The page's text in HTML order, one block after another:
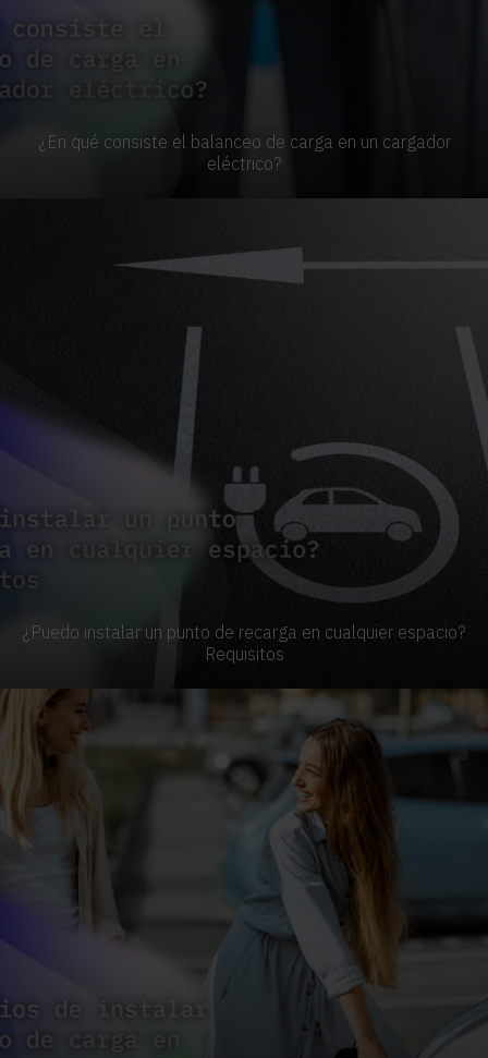
¿En qué consiste el balanceo de carga en un cargador
eléctrico?
¿Puedo instalar un punto de recarga en cualquier espacio?
Requisitos